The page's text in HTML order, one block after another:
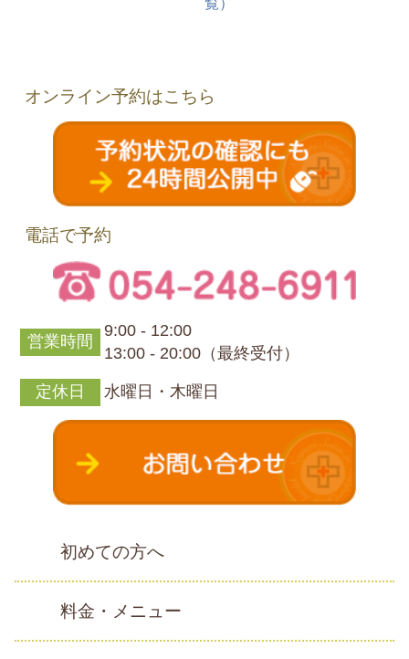
オンライン予約はこちら
電話で予約
営業時間
9:00 - 12:00
13:00 - 20:00（最終受付）
定休日 水曜日・木曜日
初めての方へ
料金・メニュー